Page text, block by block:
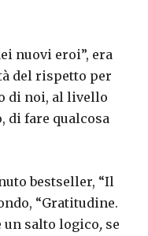
nuovi eroi”, era
del rispetto per
di noi, al livello
di fare qualcosa
bestseller, “Il
“Gratitudine.
un salto logico, se